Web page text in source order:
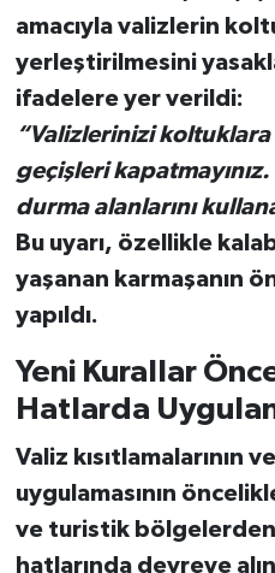
amacıyla valizlerin
yerleştirilmesini
ifadelere yer verildi:
“Valizlerinizi koltuklara
geçişleri
durma alanlarını
Bu uyarı, özellikle
yaşanan karmaşanın
yapıldı.
Yeni Kurallar
Hatlarda
Valiz kısıtlamalarının
uygulamasının
ve turistik
hatlarındadevreye